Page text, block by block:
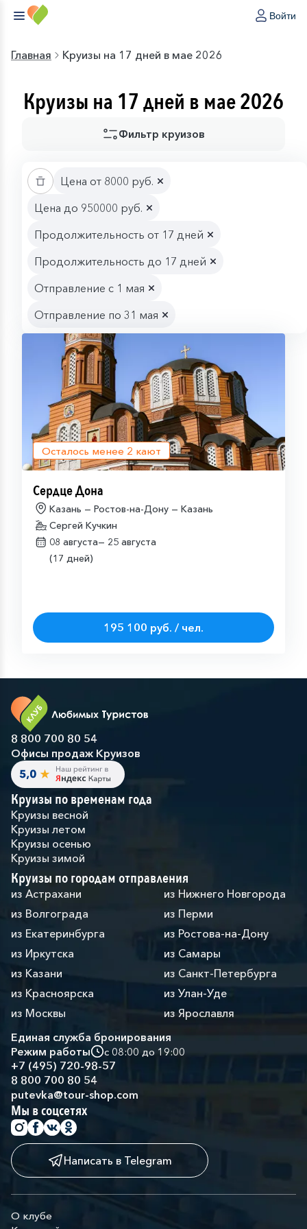
Войти
Главная Круизы на 17 дней в мае 2026
Круизы на 17 дней в мае 2026
Фильтр круизов
Цена от 8000 руб.
Цена до 950000 руб.
Продолжительность от 17 дней
Продолжительность до 17 дней
Отправление с 1 мая
Отправление по 31 мая
Осталось менее 2 кают
Сердце Дона
Казань — Ростов-на-Дону — Казань
Сергей Кучкин
08 августа— 25 августа
(17 дней)
195 100 руб. / чел.
8 800 700 80 54
Офисы продаж Круизов
Круизы по временам года
Круизы весной
Круизы летом
Круизы осенью
Круизы зимой
Круизы по городам отправления
из Астрахани
из Волгограда
из Екатеринбурга
из Иркутска
из Казани
из Красноярска
из Москвы
из Нижнего Новгорода
из Перми
из Ростова-на-Дону
из Самары
из Санкт-Петербурга
из Улан-Уде
из Ярославля
Единая служба бронирования
Режим работы
с 08:00 до 19:00
+7 (495) 720-98-57
8 800 700 80 54
putevka@tour-shop.com
Мы в соцсетях
Написать в Telegram
О клубе